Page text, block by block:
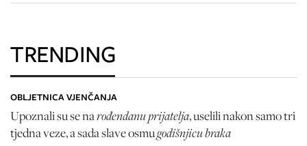
TRENDING
OBLJETNICA VJENČANJA
Upoznali su se narođendanu prijatelja, uselili nakon samo tri
tjedna veze, a sada slave osmugodišnjicu braka